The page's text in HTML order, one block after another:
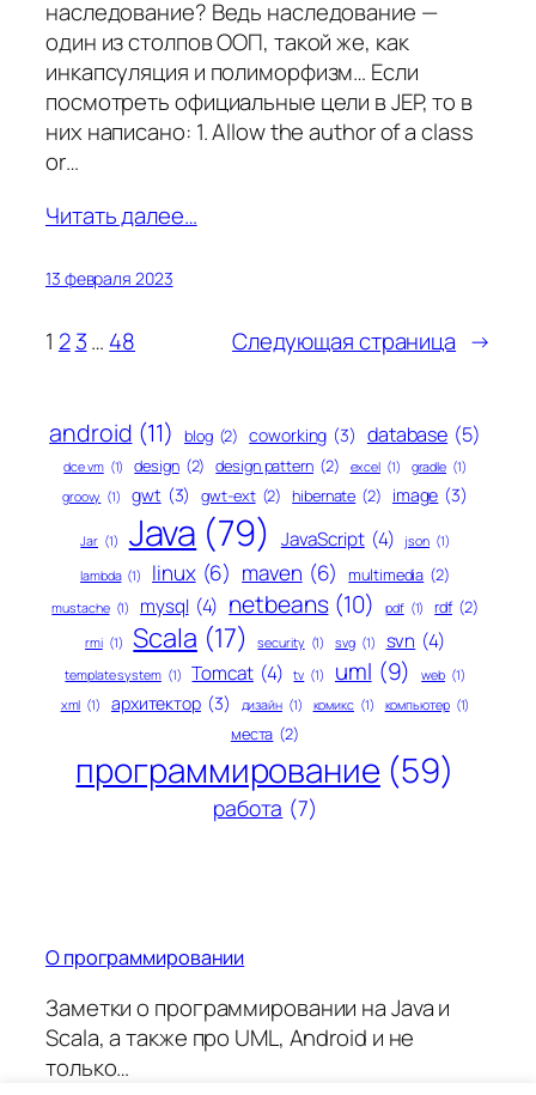
наследование? Ведь наследование —
один из столпов ООП, такой же, как
инкапсуляция и полиморфизм… Если
посмотреть официальные цели в JEP, то в
них написано: 1. Allow the author of a class
or…
Читать далее…
13 февраля 2023
1 2 3… 48 Следующая страница →
android (11) blog (2) coworking (3) database (5)
dce vm (1) design (2) design pattern (2) excel (1) gradle (1)
groovy (1) gwt (3) gwt-ext (2) hibernate (2) image (3)
Jar (1) Java (79) JavaScript (4) json (1)
lambda (1) linux (6) maven (6) multimedia (2)
mustache (1) mysql (4) netbeans (10) pdf (1) rdf (2)
rmi (1) Scala (17) security (1) svg (1) svn (4)
template system (1) Tomcat (4) tv (1) uml (9) web (1)
xml (1) архитектор (3) дизайн (1) комикс (1) компьютер (1)
места (2)
программирование (59)
работа (7)
О программировании
Заметки о программировании на Java и
Scala, а также про UML, Android и не
только…